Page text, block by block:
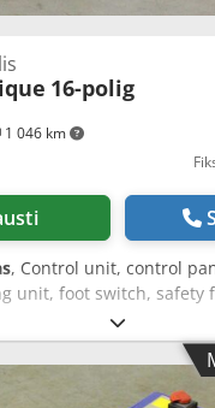
1 046 km
16-polig
, Control unit, control
unit, foot switch, safety
switch from press
-Metal housing: with
Iowjf -Overall
kg